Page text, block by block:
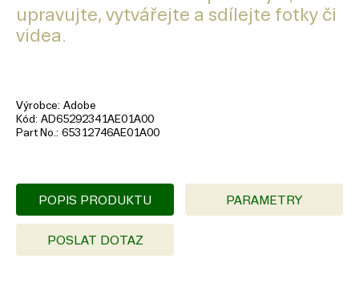
upravujte, vytvářejte a sdílejte fotky či
videa.
Výrobce Adobe
Kód AD65292341AE01A00
Part No. 65312746AE01A00
POPIS PRODUKTU PARAMETRY
POSLAT DOTAZ